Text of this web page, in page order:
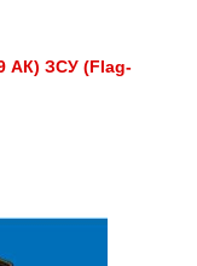
АК) ЗСУ (Flag-